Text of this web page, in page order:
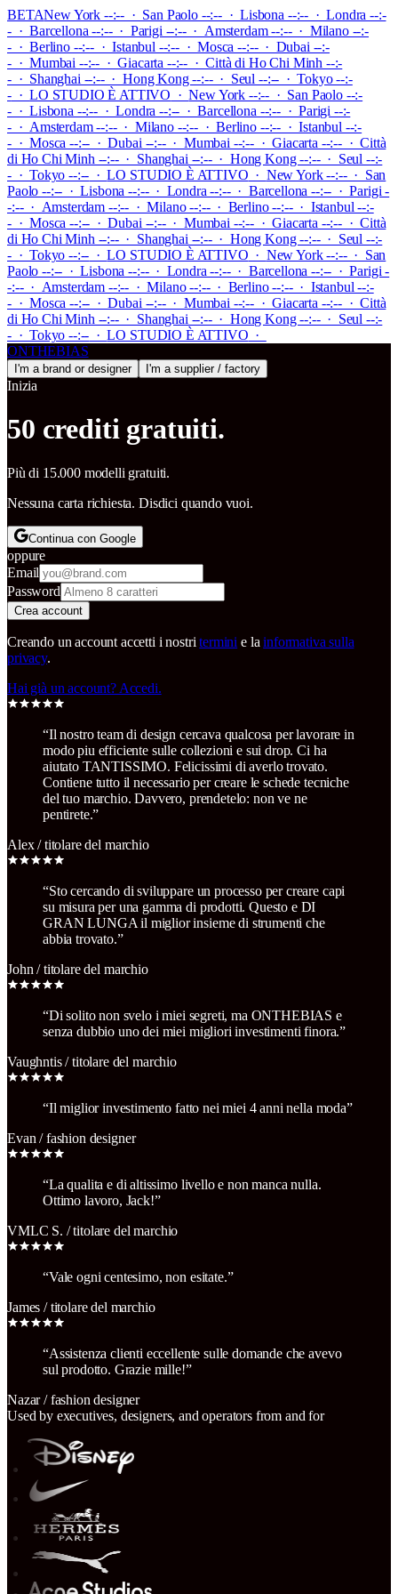
BETANew York --:-- · San Paolo --:-- · Lisbona --:-- · Londra --:-
- · Barcellona --:-- · Parigi --:-- · Amsterdam --:-- · Milano --:-
- · Berlino --:-- · Istanbul --:-- · Mosca --:-- · Dubai --:-
- · Mumbai --:-- · Giacarta --:-- · Città di Ho Chi Minh --:-
- · Shanghai --:-- · Hong Kong --:-- · Seul --:-- · Tokyo --:-
-·LO STUDIO È ATTIVO ·New York --:-- · San Paolo --:-
- · Lisbona --:-- · Londra --:-- · Barcellona --:-- · Parigi --:-
- · Amsterdam --:-- · Milano --:-- · Berlino --:-- · Istanbul --:-
- · Mosca --:-- · Dubai --:-- · Mumbai --:-- · Giacarta --:-- · Città
di Ho Chi Minh --:-- · Shanghai --:-- · Hong Kong --:-- · Seul --:-
- · Tokyo --:-- ·LO STUDIO È ATTIVO · New York --:-- · San
Paolo --:-- · Lisbona --:-- · Londra --:-- · Barcellona --:-- · Parigi -
-:-- · Amsterdam --:-- · Milano --:-- · Berlino --:-- · Istanbul --:-
- · Mosca --:-- · Dubai --:-- · Mumbai --:-- · Giacarta --:-- · Città
di Ho Chi Minh --:-- · Shanghai --:-- · Hong Kong --:-- · Seul --:-
- · Tokyo --:-- ·LO STUDIO È ATTIVO · New York --:-- · San
Paolo --:-- · Lisbona --:-- · Londra --:-- · Barcellona --:-- · Parigi -
-:-- · Amsterdam --:-- · Milano --:-- · Berlino --:-- · Istanbul --:-
- · Mosca --:-- · Dubai --:-- · Mumbai --:-- · Giacarta --:-- · Città
di Ho Chi Minh --:-- · Shanghai --:-- · Hong Kong --:-- · Seul --:-
- · Tokyo --:-- ·LO STUDIO È ATTIVO ·
ONTHEBIAS
I'm a brand or designer I'm a supplier / factory
Inizia
50 crediti gratuiti.
Più di 15.000 modelli gratuiti.
Nessuna carta richiesta. Disdici quando vuoi.
Continua con Google
oppure
Email
Password
Crea account
Creando un account accetti i nostritermini e lainformativa sulla
privacy.
Hai già un account? Accedi.
“Il nostro team di design cercava qualcosa per lavorare in
modo piu efficiente sulle collezioni e sui drop. Ci ha
aiutato TANTISSIMO. Felicissimi di averlo trovato.
Contiene tutto il necessario per creare le schede tecniche
del tuo marchio. Davvero, prendetelo: non ve ne
pentirete.”
Alex/titolare del marchio
“Sto cercando di sviluppare un processo per creare capi
su misura per una gamma di prodotti. Questo e DI
GRAN LUNGA il miglior insieme di strumenti che
abbia trovato.”
John /titolare del marchio
“Di solito non svelo i miei segreti, ma ONTHEBIAS e
senza dubbio uno dei miei migliori investimenti finora.”
Vaughntis/titolare del marchio
“Il miglior investimento fatto nei miei 4 anni nella moda”
Evan /fashion designer
“La qualita e di altissimo livello e non manca nulla.
Ottimo lavoro, Jack!”
VMLC S. /titolare del marchio
“Vale ogni centesimo, non esitate.”
James /titolare del marchio
“Assistenza clienti eccellente sulle domande che avevo
sul prodotto. Grazie mille!”
Nazar/fashion designer
Used by executives, designers, and operators from and for